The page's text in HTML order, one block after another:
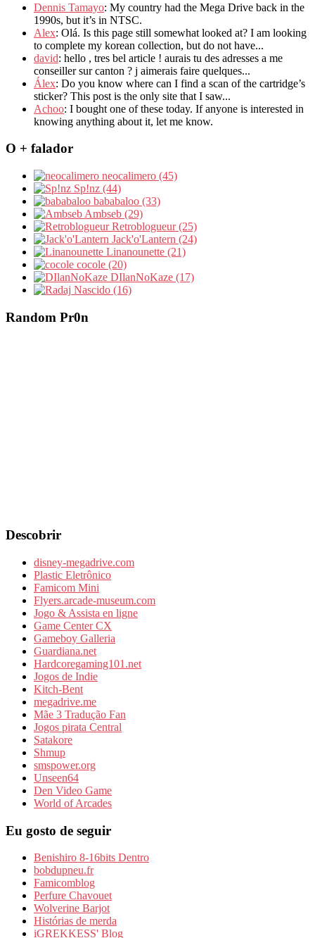
Dennis Tamayo: My country had the Mega Drive back in the
1990s, but it’s in NTSC.
Alex: Olá. Is this page still somewhat looked at? I am looking
to complete my korean collection, but do not have...
david: hello , tres bel article ! aurais tu des adresses a me
conseiller sur canton ? j aimerais faire quelques...
Álex: Do you know where can I find a scan of the cartridge’s
sticker? This post is the only site that I saw...
Achoo: I bought one of these today. If anyone is interested in
knowing anything about it, let me know.
O + falador
neocalimero (45)
Sp!nz (44)
bababaloo (33)
Ambseb (29)
Retroblogueur (25)
Jack'o'Lantern (24)
Linanounette (21)
cocole (20)
DIlanNoKaze (17)
Nascido (16)
Random Pr0n
Descobrir
disney-megadrive.com
Plastic Eletrônico
Famicom Mini
Flyers.arcade-museum.com
Jogo & Assista en ligne
Game Center CX
Gameboy Galleria
Guardiana.net
Hardcoregaming101.net
Jogos de Indie
Kitch-Bent
megadrive.me
Mãe 3 Tradução Fan
Jogos pirata Central
Satakore
Shmup
smspower.org
Unseen64
Den Video Game
World of Arcades
Eu gosto de seguir
Benishiro 8-16bits Dentro
bobdupneu.fr
Famicomblog
Perfure Chavouet
Wolverine Barjot
Histórias de merda
iGREKKESS' Blog